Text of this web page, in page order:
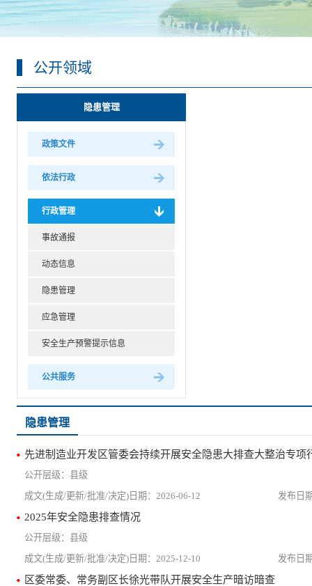
公开领域
隐患管理
政策文件
依法行政
行政管理
事故通报
动态信息
隐患管理
应急管理
安全生产预警提示信息
公共服务
隐患管理
先进制造业开发区管委会持续开展安全隐患大排查大整治专项
县级
2026-06-12
2025年安全隐患排查情况
县级
2025-12-10
区委常委、常务副区长徐光带队开展安全生产暗访暗查